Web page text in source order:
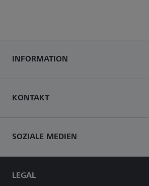
INFORMATION
KONTAKT
SOZIALE MEDIEN
LEGAL